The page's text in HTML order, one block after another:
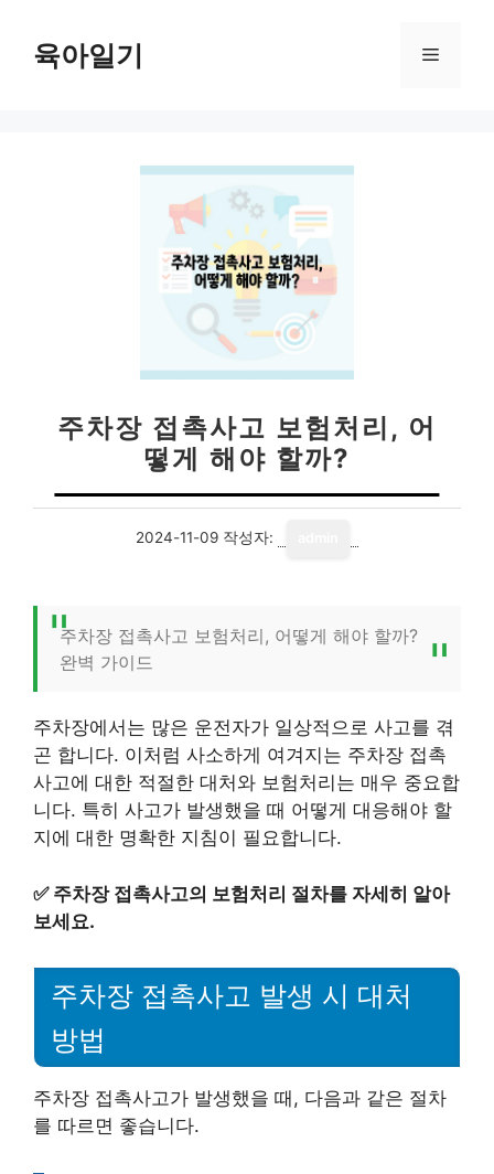
육아일기 메
주차장 접촉사고 보험처리, 어
떻게 해야 할까?
2024-11-09 작성자:
주차장 접촉사고 보험처리, 어떻게 해야 할까?
완벽 가이드
주차장에서는 많은 운전자가 일상적으로 사고를 겪
곤 합니다. 이처럼 사소하게 여겨지는 주차장 접촉
사고에 대한 적절한 대처와 보험처리는 매우 중요합
니다. 특히 사고가 발생했을 때 어떻게 대응해야 할
지에 대한 명확한 지침이 필요합니다.
✅ 주차장 접촉사고의 보험처리 절차를 자세히 알아
보세요.
주차장 접촉사고 발생 시 대처
방법
주차장 접촉사고가 발생했을 때, 다음과 같은 절차
를 따르면 좋습니다.